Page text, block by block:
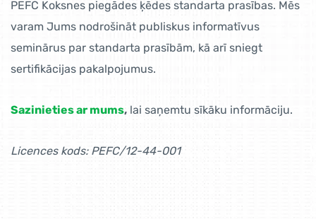
PEFC Koksnes piegādes ķēdes standarta prasības. Mēs
varam Jums nodrošināt publiskus informatīvus
seminārus par standarta prasībām, kā arī sniegt
sertifikācijas pakalpojumus.
Sazinieties ar mums, lai saņemtu sīkāku informāciju.
Licences kods: PEFC/12-44-001